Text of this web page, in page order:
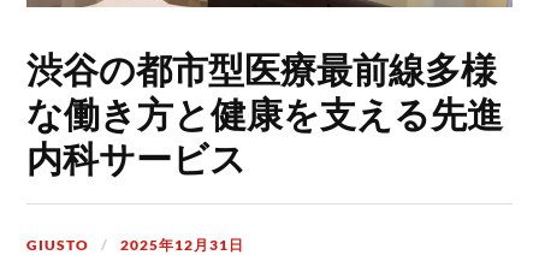
渋谷の都市型医療最前線多様
な働き方と健康を支える先進
内科サービス
GIUSTO 2025年12月31日